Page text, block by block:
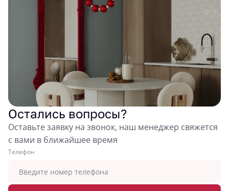
Остались вопросы?
Оставьте заявку на звонок, наш менеджер свяжется
с вами в ближайшее время
Tелефон